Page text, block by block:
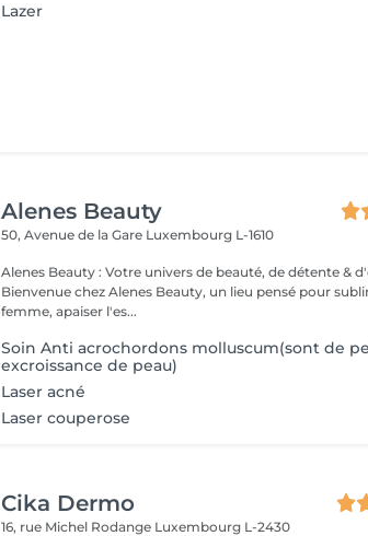
Lazer
Alenes Beauty
50, Avenue de la Gare Luxembourg L-1610
Alenes Beauty : Votre univers de beauté, de détente &
Bienvenue chez Alenes Beauty, un lieu pensé pour
femme, apaiser l'es...
Soin Anti acrochordons molluscum(sont de
excroissance de peau)
Laser acné
Laser couperose
Cika Dermo
16, rue Michel Rodange Luxembourg L-2430